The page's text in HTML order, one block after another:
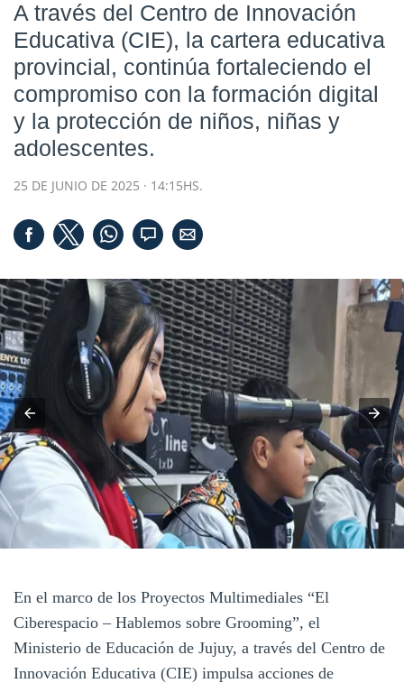
A través del Centro de Innovación
Educativa (CIE), la cartera educativa
provincial, continúa fortaleciendo el
compromiso con la formación digital
y la protección de niños, niñas y
adolescentes.
25 DE JUNIO DE 2025 · 14:15HS.
En el marco de los Proyectos Multimediales “El
Ciberespacio – Hablemos sobre Grooming”, el
Ministerio de Educación de Jujuy, a través del Centro de
Innovación Educativa (CIE) impulsa acciones de